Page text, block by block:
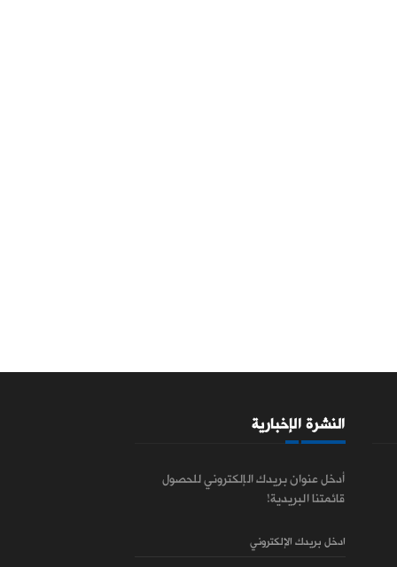
النشرة الإخبارية
أدخل عنوان بريدك الإلكتروني للحصول
قائمتنا البريدية!